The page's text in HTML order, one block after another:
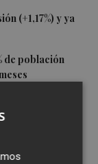
(+1,17%) y ya
de población
mensual de
para la